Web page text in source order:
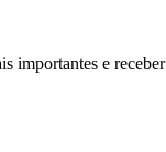
importantes e receber